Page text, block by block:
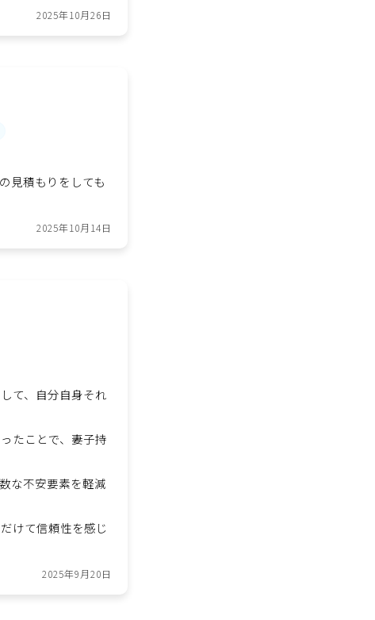
2025年10月26日
見積もりをしても
2025年10月14日
て、自分自身それ
たことで、妻子持
な不安要素を軽減
けて信頼性を感じ
2025年9月20日